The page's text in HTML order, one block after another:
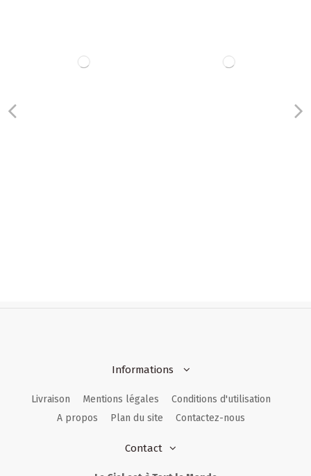
Informations
Livraison Mentions légales
Conditions d'utilisation
A propos
Plan du site Contactez-nous
Contact